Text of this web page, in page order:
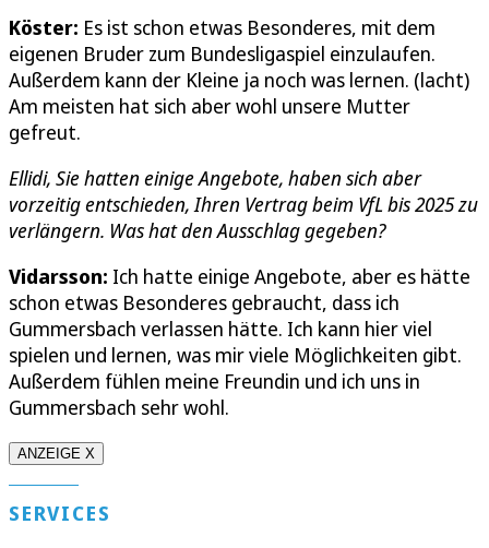
Köster: Es ist schon etwas Besonderes, mit dem
eigenen Bruder zum Bundesligaspiel einzulaufen.
Außerdem kann der Kleine ja noch was lernen. (lacht)
Am meisten hat sich aber wohl unsere Mutter
gefreut.
Ellidi, Sie hatten einige Angebote, haben sich aber
vorzeitig entschieden, Ihren Vertrag beim VfL bis 2025 zu
verlängern. Was hat den Ausschlag gegeben?
Vidarsson: Ich hatte einige Angebote, aber es hätte
schon etwas Besonderes gebraucht, dass ich
Gummersbach verlassen hätte. Ich kann hier viel
spielen und lernen, was mir viele Möglichkeiten gibt.
Außerdem fühlen meine Freundin und ich uns in
Gummersbach sehr wohl.
ANZEIGE X
SERVICES